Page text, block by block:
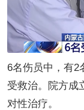
6名伤员中，有2
受救治。院方成
对性治疗。